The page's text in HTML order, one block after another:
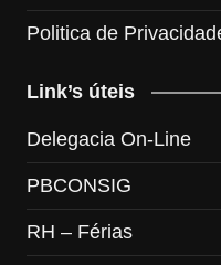
Politica de
Link’s úteis
Delegacia On-Line
PBCONSIG
RH – Férias